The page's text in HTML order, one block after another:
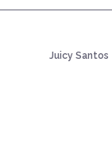
Juicy Santos